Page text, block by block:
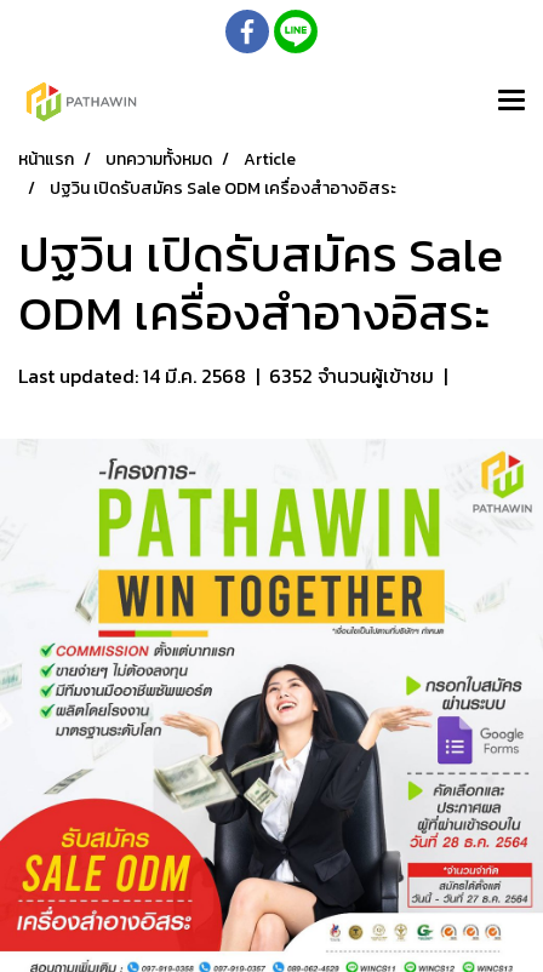
หน้าแรก บทความทั้งหมด
Article
ปฐวิน เปิดรับสมัคร​ Sale ODM เครื่องสำอางอิสระ
ปฐวิน เปิดรับสมัคร​ Sale
ODM เครื่องสำอางอิสระ
Last updated: 14 มี.ค. 2568 | 6352 จำนวนผู้เข้าชม |